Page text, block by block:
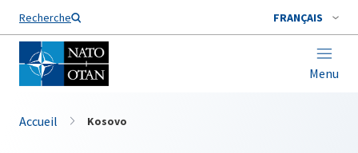
Recherche FRANÇAIS
Menu
Nom de famille*
Accueil Kosovo